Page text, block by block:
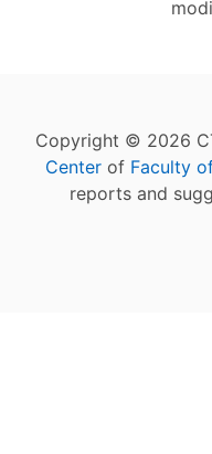
Copyright © 2026
Center of Faculty
reports and